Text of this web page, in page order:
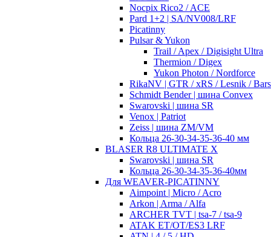
Nocpix Rico2 / ACE
Pard 1+2 | SA/NV008/LRF
Picatinny
Pulsar & Yukon
Trail / Apex / Digisight Ultra
Thermion / Digex
Yukon Photon / Nordforce
RikaNV | GTR / xRS / Lesnik /
Schmidt Bender | шина Convex
Swarovski | шина SR
Venox | Patriot
Zeiss | шина ZM/VM
Кольца 26-30-34-35-36-40 мм
BLASER R8 ULTIMATE X
Swarovski | шина SR
Кольца 26-30-34-35-36-40мм
Для WEAVER-PICATINNY
Aimpoint | Micro / Acro
Arkon | Arma / Alfa
ARCHER TVT | tsa-7 / tsa-9
ATAK ET/OT/ES3 LRF